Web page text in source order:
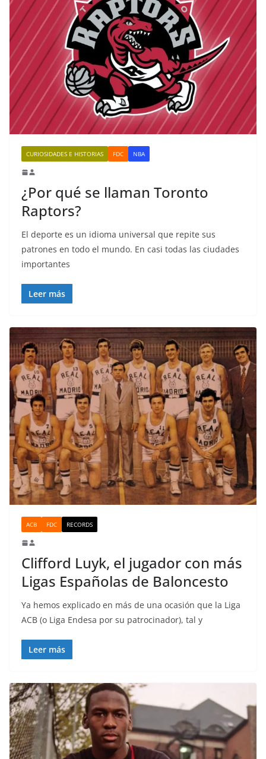
CURIOSIDADES E HISTORIAS FDC NBA
¿Por qué se llaman Toronto
Raptors?
El deporte es un idioma universal que repite sus
patrones en todo el mundo. En casi todas las ciudades
importantes
Leer más
ACB FDC RECORDS
Clifford Luyk, el jugador con más
Ligas Españolas de Baloncesto
Ya hemos explicado en más de una ocasión que la Liga
ACB (o Liga Endesa por su patrocinador), tal y
Leer más